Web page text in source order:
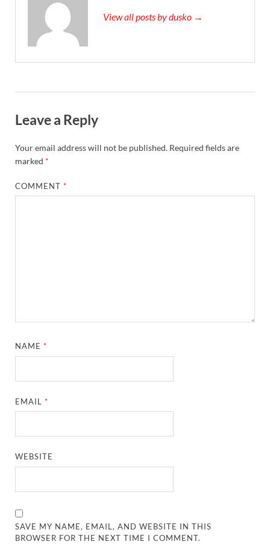
View all posts by dusko →
Leave a Reply
Your email address will not be published. Required fields are
marked *
COMMENT*
NAME*
EMAIL*
WEBSITE
SAVE MY NAME, EMAIL, AND WEBSITE IN THIS
BROWSER FOR THE NEXT TIME I COMMENT.